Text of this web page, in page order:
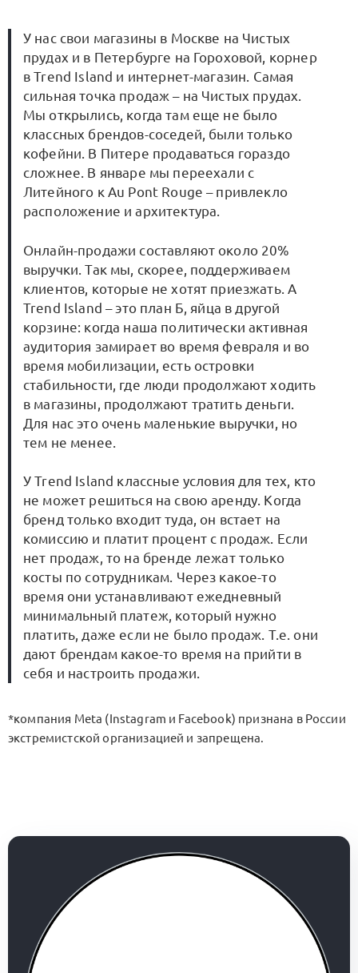
У нас свои магазины в Москве на Чистых
прудах и в Петербурге на Гороховой, корнер
в Trend Island и интернет-магазин. Самая
сильная точка продаж – на Чистых прудах.
Мы открылись, когда там еще не было
классных брендов-соседей, были только
кофейни. В Питере продаваться гораздо
сложнее. В январе мы переехали с
Литейного к Au Pont Rouge – привлекло
расположение и архитектура.
Онлайн-продажи составляют около 20%
выручки. Так мы, скорее, поддерживаем
клиентов, которые не хотят приезжать. А
Trend Island – это план Б, яйца в другой
корзине: когда наша политически активная
аудитория замирает во время февраля и во
время мобилизации, есть островки
стабильности, где люди продолжают ходить
в магазины, продолжают тратить деньги.
Для нас это очень маленькие выручки, но
тем не менее.
У Trend Island классные условия для тех, кто
не может решиться на свою аренду. Когда
бренд только входит туда, он встает на
комиссию и платит процент с продаж. Если
нет продаж, то на бренде лежат только
косты по сотрудникам. Через какое-то
время они устанавливают ежедневный
минимальный платеж, который нужно
платить, даже если не было продаж. Т.е. они
дают брендам какое-то время на прийти в
себя и настроить продажи.
*компания Meta (Instagram и Facebook) признана в России
экстремистской организацией и запрещена.